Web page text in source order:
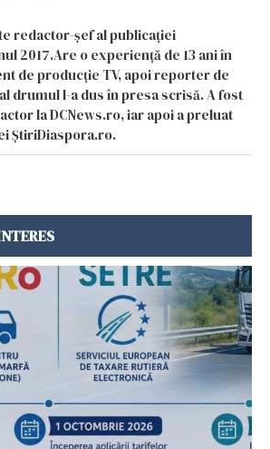
redactor-șef al publicației
2017.Are o experiență de 13 ani în
de producție TV, apoi reporter de
drumul l-a dus în presa scrisă. A fost
la DCNews.ro, iar apoi a preluat
ȘtiriDiaspora.ro.